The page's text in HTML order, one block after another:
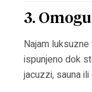
3.
Najam
ispunjeno dok
jacuzzi, sauna